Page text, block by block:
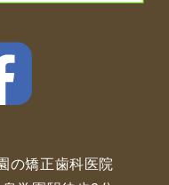
の矯正歯科医院